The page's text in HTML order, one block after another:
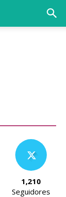
1,210
Seguidores